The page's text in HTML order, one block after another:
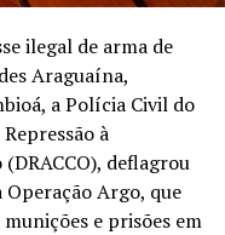
ilegal de arma de
Araguaína,
a Polícia Civil do
à
deflagrou
Argo, que
e prisões em